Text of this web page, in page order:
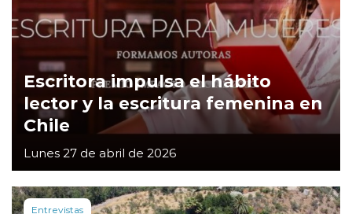
Escritora impulsa el hábito
lector y la escritura femenina en
Chile
Lunes 27 de abril de 2026
Entrevistas